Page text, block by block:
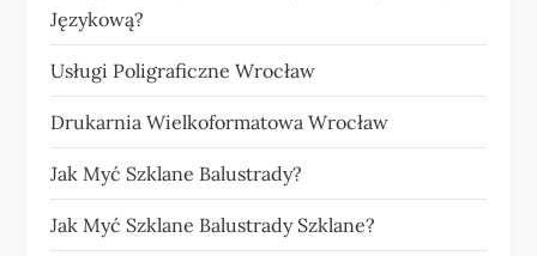
Językową?
Usługi Poligraficzne Wrocław
Drukarnia Wielkoformatowa Wrocław
Jak Myć Szklane Balustrady?
Jak Myć Szklane Balustrady Szklane?